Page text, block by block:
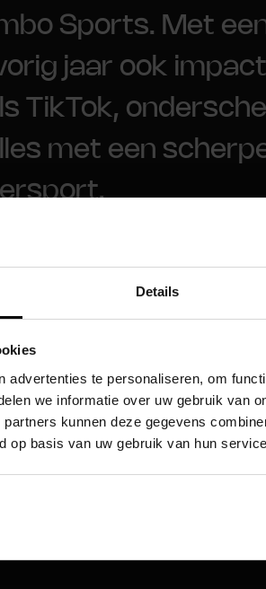
Details
advertenties te personaliseren, om
we informatie over uw gebruik van
kunnen deze gegevens
op basis van uw gebruik van hun
Sports. Met
jaar ook
TikTok,
met een
- MET
aansluit bij de behoefte van de
van relevante
van Jumbo Sports en